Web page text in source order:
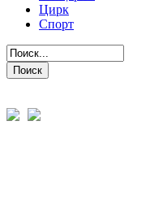
Цирк
Спорт